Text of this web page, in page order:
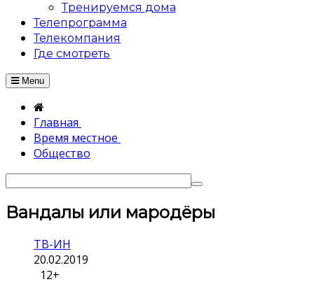
Тренируемся дома
Телепрограмма
Телекомпания
Где смотреть
Menu
Главная
Время местное
Общество
Вандалы или мародёры
ТВ-ИН
20.02.2019
12+